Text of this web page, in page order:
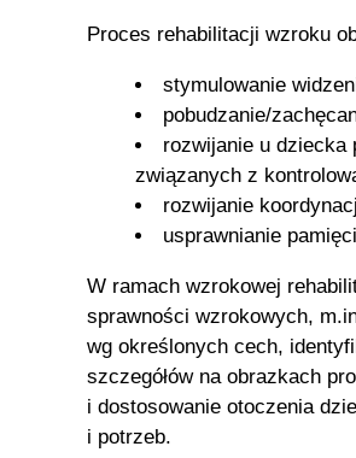
Proces rehabilitacji wzroku
stymulowanie
pobudzanie/
rozwijanie u dziecka
związanych z
rozwijanie
usprawnianie
W ramach wzrokowej
sprawności wzrokowych,
wg określonych cech,
szczegółów na obrazkach
i dostosowanie otoczenia
i potrzeb.